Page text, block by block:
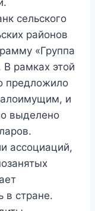
сельского
районов
«Группа
рамках этой
предложило
и
выделено
ассоциаций,
в стране.